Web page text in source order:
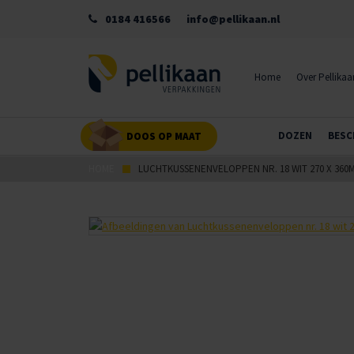
0184 416566 info@pellikaan.nl
Home Over
DOZEN
DOOS OP MAAT
LUCHTKUSSENENVELOPPEN NR. 18 WIT 270 X